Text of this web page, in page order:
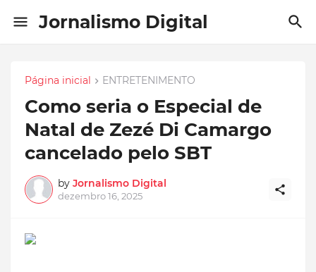
Jornalismo Digital
Página inicial ENTRETENIMENTO
Como seria o Especial de
Natal de Zezé Di Camargo
cancelado pelo SBT
by Jornalismo Digital
dezembro 16, 2025